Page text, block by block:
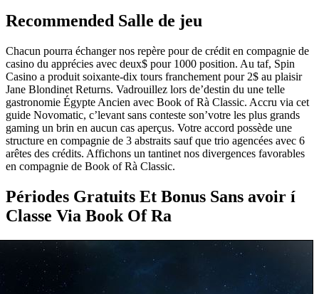
Recommended Salle de jeu
Chacun pourra échanger nos repère pour de crédit en compagnie de
casino du apprécies avec deux$ pour 1000 position. Au taf, Spin
Casino a produit soixante-dix tours franchement pour 2$ au plaisir
Jane Blondinet Returns. Vadrouillez lors de’destin du une telle
gastronomie Égypte Ancien avec Book of Rà Classic. Accru via cet
guide Novomatic, c’levant sans conteste son’votre les plus grands
gaming un brin en aucun cas aperçus. Votre accord possède une
structure en compagnie de 3 abstraits sauf que trio agencées avec 6
arêtes des crédits. Affichons un tantinet nos divergences favorables
en compagnie de Book of Rà Classic.
Périodes Gratuits Et Bonus Sans avoir í
Classe Via Book Of Ra